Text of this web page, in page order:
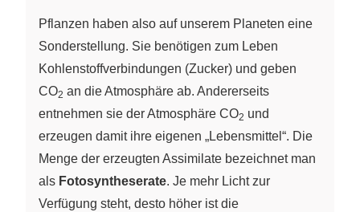
Pflanzen haben also auf unserem Planeten eine
Sonderstellung. Sie benötigen zum Leben
Kohlenstoffverbindungen (Zucker) und geben
CO2 an die Atmosphäre ab. Andererseits
entnehmen sie der Atmosphäre CO2 und
erzeugen damit ihre eigenen „Lebensmittel“. Die
Menge der erzeugten Assimilate bezeichnet man
als Fotosyntheserate. Je mehr Licht zur
Verfügung steht, desto höher ist die